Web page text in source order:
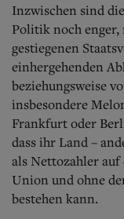
Inzwischen sind
Politik noch
gestiegenen
einhergehenden
beziehungsweise
insbesondere
Frankfurt oder
dass ihr Land –
als Nettozahler auf
Union und ohne
bestehen kann.